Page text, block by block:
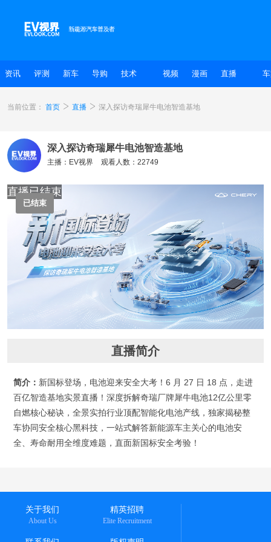
资讯 评测 新车 导购 技术 视频 漫画 直播
当前位置： 首页 直播 深入探访奇瑞犀牛电池智造基地
深入探访奇瑞犀牛电池智造基地
主播：EV视界 观看人数：22749
已结束
直播已结束
直播简介
简介： 新国标登场，电池迎来安全大考！6 月 27 日 18 点，走进
百亿智造基地实景直播！深度拆解奇瑞厂牌犀牛电池12亿公里零
自燃核心秘诀，全景实拍行业顶配智能化电池产线，独家揭秘整
车协同安全核心黑科技，一站式解答新能源车主关心的电池安
全、寿命耐用全维度难题，直面新国标安全考验！
关于我们
About Us
精英招聘
Elite Recruitment